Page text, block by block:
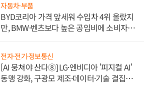
자동차·부품
BYD코리아 가격 앞세워 수입차 4위 올랐지
만, BMW·벤츠보다 높은 공임비에 소비자
전자·전기·정보통신
[AI 뭉쳐야 산다⑧] LG·엔비디아 '피지컬 AI'
동맹 강화, 구광모 제조·데이터·기술 결집